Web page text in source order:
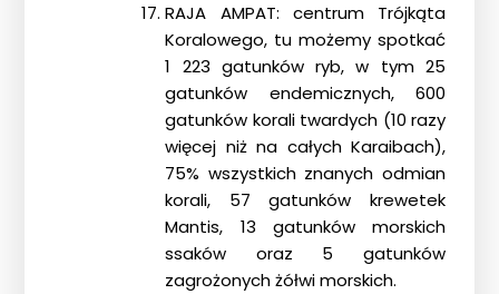
RAJA AMPAT: centrum Trójkąta
Koralowego, tu możemy spotkać
1 223 gatunków ryb, w tym 25
gatunków endemicznych, 600
gatunków korali twardych (10 razy
więcej niż na całych Karaibach),
75% wszystkich znanych odmian
korali, 57 gatunków krewetek
Mantis, 13 gatunków morskich
ssaków oraz 5 gatunków
zagrożonych żółwi morskich.